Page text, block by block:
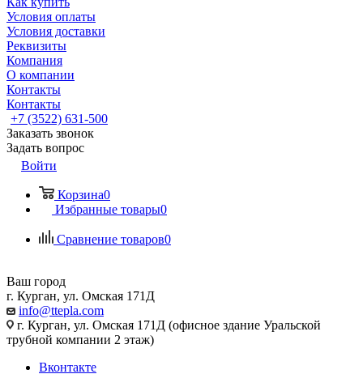
Условия оплаты
Условия доставки
Реквизиты
Компания
О компании
Контакты
Контакты
+7 (3522) 631-500
Заказать звонок
Задать вопрос
Войти
Корзина0
Избранные товары0
Сравнение товаров0
Ваш город
г. Курган, ул. Омская 171Д
info@ttepla.com
г. Курган, ул. Омская 171Д (офисное здание Уральской
трубной компании 2 этаж)
Вконтакте